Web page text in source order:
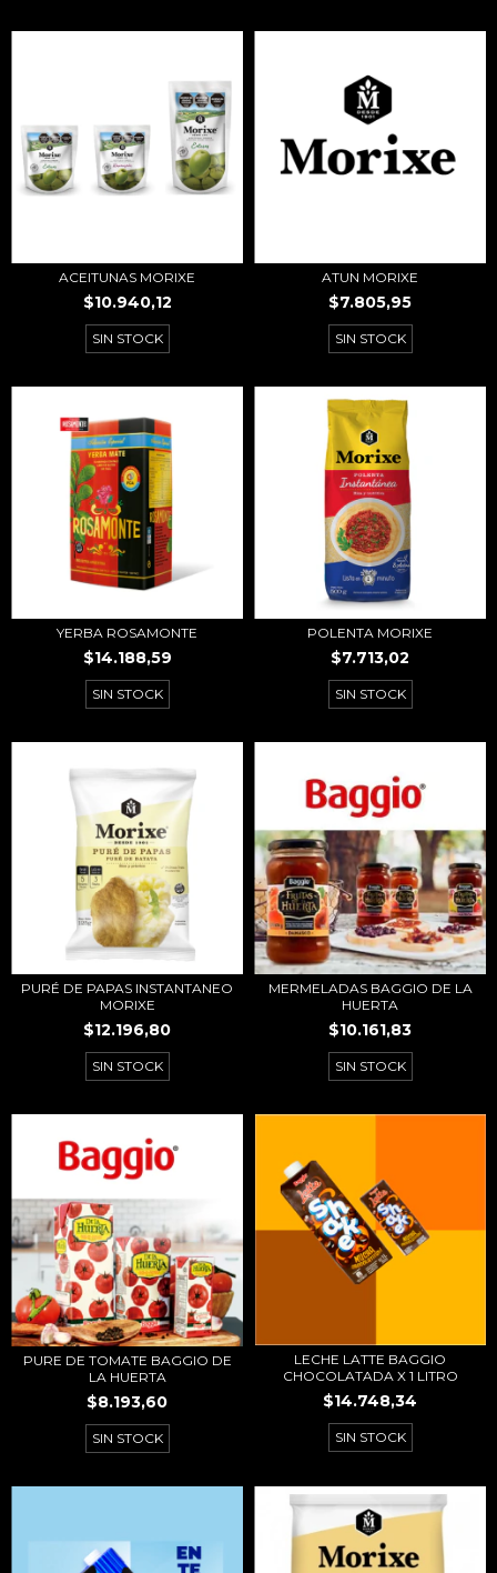
ACEITUNAS MORIXE
$10.940,12
SIN STOCK
ATUN MORIXE
$7.805,95
SIN STOCK
YERBA ROSAMONTE
$14.188,59
SIN STOCK
POLENTA MORIXE
$7.713,02
SIN STOCK
PURÉ DE PAPAS INSTANTANEO
MORIXE
$12.196,80
SIN STOCK
MERMELADAS BAGGIO DE LA
HUERTA
$10.161,83
SIN STOCK
PURE DE TOMATE BAGGIO DE
LA HUERTA
$8.193,60
SIN STOCK
LECHE LATTE BAGGIO
CHOCOLATADA X 1 LITRO
$14.748,34
SIN STOCK